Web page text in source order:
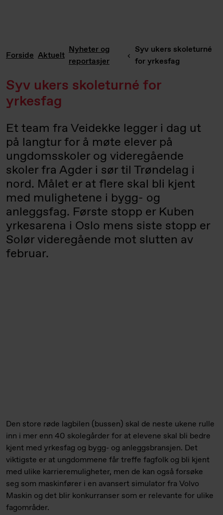
Forside Aktuelt
Nyheter og
reportasjer
Syv ukers skoleturné
for yrkesfag
Syv ukers skoleturné for
yrkesfag
Et team fra Veidekke legger i dag ut
på langtur for å møte elever på
ungdomsskoler og videregående
skoler fra Agder i sør til Trøndelag i
nord. Målet er at flere skal bli kjent
med mulighetene i bygg- og
anleggsfag. Første stopp er Kuben
yrkesarena i Oslo mens siste stopp er
Solør videregående mot slutten av
februar.
Den store røde lagbilen (bussen) skal de neste ukene rulle
inn i mer enn 40 skolegårder for at elevene skal bli bedre
kjent med yrkesfag og bygg- og anleggsbransjen. Det
viktigste er at ungdom­mene får treffe fagfolk og bli kjent
med ulike karrieremuligheter, men de kan også forsøke
seg som maskin­fører i en avansert simulator fra Volvo
Maskin og det blir konkurranser som er relevante for ulike
fagområder.